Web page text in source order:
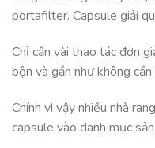
portafilter. Capsule giải
Chỉ cần vài thao tác đơn
bộn và gần như không
Chính vì vậy nhiều nhà
capsule vào danh mục